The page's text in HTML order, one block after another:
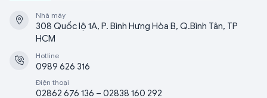
Nhà máy
308 Quốc lộ 1A, P. Bình Hưng Hòa B, Q.Bình Tân, TP
HCM
Hotline
0989 626 316
Điện thoại
02862 676 136 – 02838 160 292